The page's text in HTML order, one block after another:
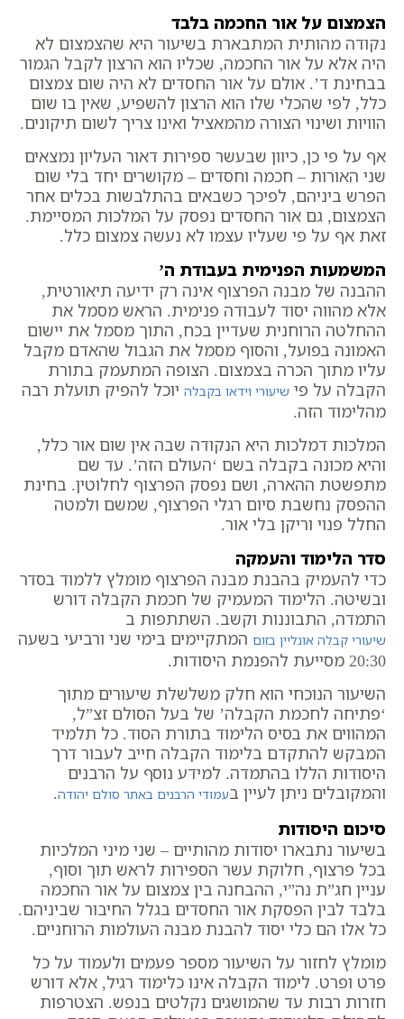
הצמצום על אור החכמה בלבד
נקודה מהותית המתבארת בשיעור היא שהצמצום לא
היה אלא על אור החכמה, שכליו הוא הרצון לקבל הגמור
בבחינת ד’. אולם על אור החסדים לא היה שום צמצום
כלל, לפי שהכלי שלו הוא הרצון להשפיע, שאין בו שום
הוויות ושינוי הצורה מהמאציל ואינו צריך לשום תיקונים.
אף על פי כן, כיוון שבעשר ספירות דאור העליון נמצאים
שני האורות – חכמה וחסדים – מקושרים יחד בלי שום
הפרש ביניהם, לפיכך כשבאים בהתלבשות בכלים אחר
הצמצום, גם אור החסדים נפסק על המלכות המסיימת.
זאת אף על פי שעליו עצמו לא נעשה צמצום כלל.
המשמעות הפנימית בעבודת ה’
ההבנה של מבנה הפרצוף אינה רק ידיעה תיאורטית,
אלא מהווה יסוד לעבודה פנימית. הראש מסמל את
ההחלטה הרוחנית שעדיין בכח, התוך מסמל את יישום
האמונה בפועל, והסוף מסמל את הגבול שהאדם מקבל
עליו מתוך הכרה בצמצום. הצופה המתעמק בתורת
הקבלה על פי שיעורי וידאו בקבלה יוכל להפיק תועלת רבה
מהלימוד הזה.
המלכות דמלכות היא הנקודה שבה אין שום אור כלל,
והיא מכונה בקבלה בשם ‘העולם הזה’. עד שם
מתפשטת ההארה, ושם נפסק הפרצוף לחלוטין. בחינת
ההפסק נחשבת סיום רגלי הפרצוף, שמשם ולמטה
החלל פנוי וריקן בלי אור.
סדר הלימוד והעמקה
כדי להעמיק בהבנת מבנה הפרצוף מומלץ ללמוד בסדר
ובשיטה. הלימוד המעמיק של חכמת הקבלה דורש
התמדה, התבוננות וקשב. השתתפות ב
שיעורי קבלה אונליין בזום המתקיימים בימי שני ורביעי בשעה
20:30 מסייעת להפנמת היסודות.
השיעור הנוכחי הוא חלק משלשלת שיעורים מתוך
‘פתיחה לחכמת הקבלה’ של בעל הסולם זצ”ל,
המהווים את בסיס הלימוד בתורת הסוד. כל תלמיד
המבקש להתקדם בלימוד הקבלה חייב לעבור דרך
היסודות הללו בהתמדה. למידע נוסף על הרבנים
והמקובלים ניתן לעיין בעמודי הרבנים באתר סולם יהודה.
סיכום היסודות
בשיעור נתבארו יסודות מהותיים – שני מיני המלכיות
בכל פרצוף, חלוקת עשר הספירות לראש תוך וסוף,
עניין חג”ת נה”י, ההבחנה בין צמצום על אור החכמה
בלבד לבין הפסקת אור החסדים בגלל החיבור שביניהם.
כל אלו הם כלי יסוד להבנת מבנה העולמות הרוחניים.
מומלץ לחזור על השיעור מספר פעמים ולעמוד על כל
פרט ופרט. לימוד הקבלה אינו כלימוד רגיל, אלא דורש
חזרות רבות עד שהמושגים נקלטים בנפש. הצטרפות